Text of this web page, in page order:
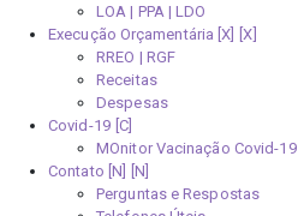
LOA | PPA | LDO
Execução Orçamentária [X]
RREO | RGF
Receitas
Despesas
Covid-19
MOnitor Vacinação Covid-19
Contato [N]
Perguntas e Respostas